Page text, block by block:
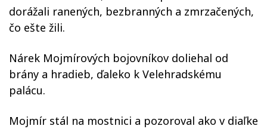
dorážali ranených, bezbranných a zmrzačených,
čo ešte žili.
Nárek Mojmírových bojovníkov doliehal od
brány a hradieb, ďaleko k Velehradskému
palácu.
Mojmír stál na mostnici a pozoroval ako v diaľke